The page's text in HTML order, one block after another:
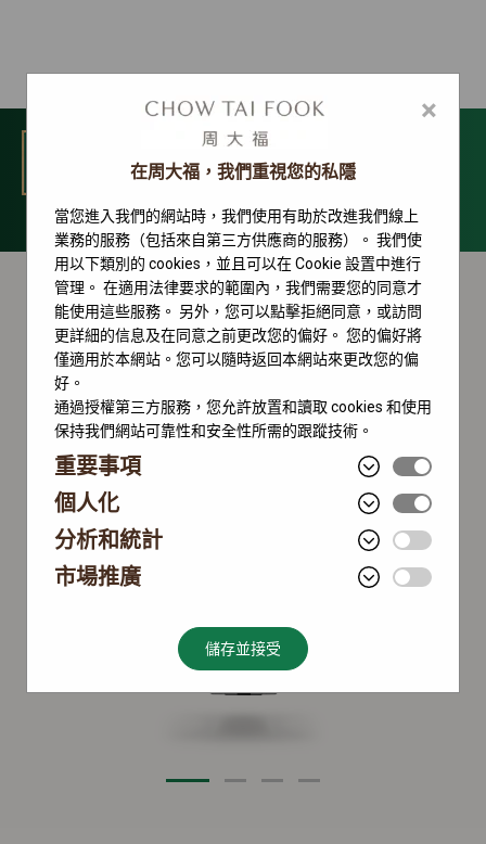
選單
Land-Dweller 系列
×
在周大福，我們重視您的私隱
當您進入我們的網站時，我們使用有助於改進我們線上
業務的服務（包括來自第三方供應商的服務）。 我們使
用以下類別的 cookies，並且可以在 Cookie 設置中進行
管理。 在適用法律要求的範圍內，我們需要您的同意才
能使用這些服務。 另外，您可以點擊拒絕同意，或訪問
更詳細的信息及在同意之前更改您的偏好。 您的偏好將
僅適用於本網站。您可以隨時返回本網站來更改您的偏
好。
通過授權第三方服務，您允許放置和讀取 cookies 和使用
保持我們網站可靠性和安全性所需的跟蹤技術。
重要事項
個人化
分析和統計
市場推廣
儲存並接受